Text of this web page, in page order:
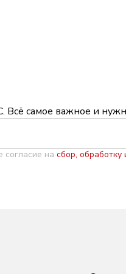
Всё самое важное и
согласие на сбор,